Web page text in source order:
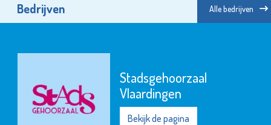
Bedrijven Alle bedrijven
Stadsgehoorzaal
Vlaardingen
Bekijk de pagina